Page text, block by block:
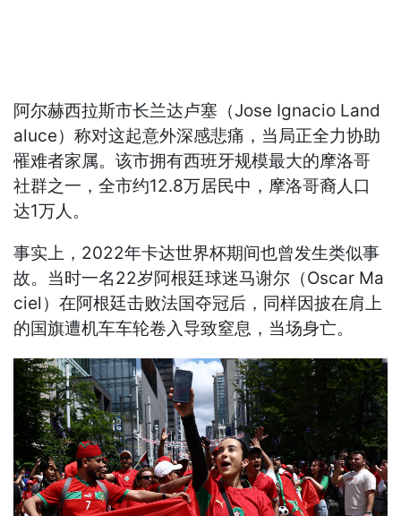
阿尔赫西拉斯市长兰达卢塞（Jose Ignacio Land
aluce）称对这起意外深感悲痛，当局正全力协助
罹难者家属。该市拥有西班牙规模最大的摩洛哥
社群之一，全市约12.8万居民中，摩洛哥裔人口
达1万人。
事实上，2022年卡达世界杯期间也曾发生类似事
故。当时一名22岁阿根廷球迷马谢尔（Oscar Ma
ciel）在阿根廷击败法国夺冠后，同样因披在肩上
的国旗遭机车车轮卷入导致窒息，当场身亡。